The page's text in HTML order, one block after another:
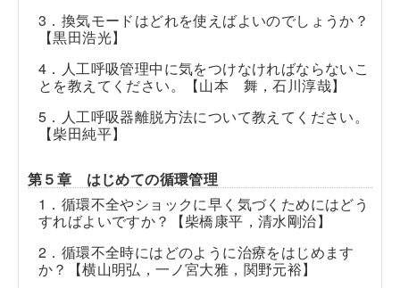
3．換気モードはどれを使えばよいのでしょうか？
【黒田浩光】
4．人工呼吸管理中に気をつけなければならないこ
とを教えてください。【山本 舞，石川淳哉】
5．人工呼吸器離脱方法について教えてください。
【柴田純平】
第５章 はじめての循環管理
1．循環不全やショックに早く気づくためにはどう
すればよいですか？【柴橋康平，清水剛治】
2．循環不全時にはどのように治療をはじめます
か？【横山明弘，一ノ宮大雅，関野元裕】